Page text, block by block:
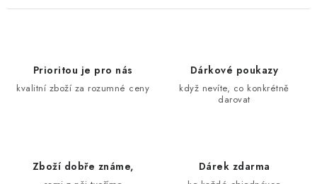
Prioritou je pro nás
kvalitní zboží za rozumné ceny
Dárkové poukazy
když nevíte, co konkrétně
darovat
Zboží dobře známe, Dárek zdarma